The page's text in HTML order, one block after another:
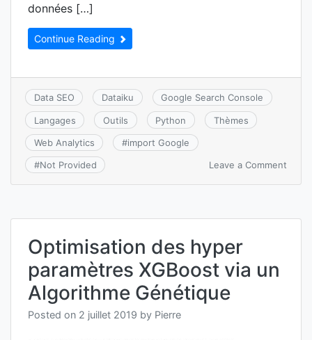
données […]
Continue Reading
Data SEO Dataiku Google Search Console
Langages Outils Python Thèmes
Web Analytics #import Google
#Not Provided Leave a Comment
Optimisation des hyper
paramètres XGBoost via un
Algorithme Génétique
Posted on 2 juillet 2019 by Pierre